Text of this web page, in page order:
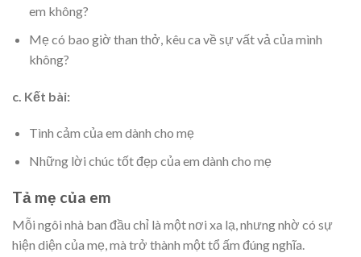
em không?
Mẹ có bao giờ than thở, kêu ca về sự vất vả của mình
không?
c. Kết bài:
Tình cảm của em dành cho mẹ
Những lời chúc tốt đẹp của em dành cho mẹ
Tả mẹ của em
Mỗi ngôi nhà ban đầu chỉ là một nơi xa lạ, nhưng nhờ có sự
hiện diện của mẹ, mà trở thành một tổ ấm đúng nghĩa.